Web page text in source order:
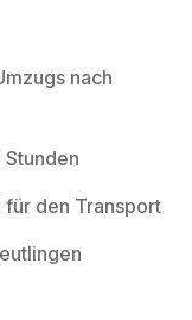
nach
den Transport